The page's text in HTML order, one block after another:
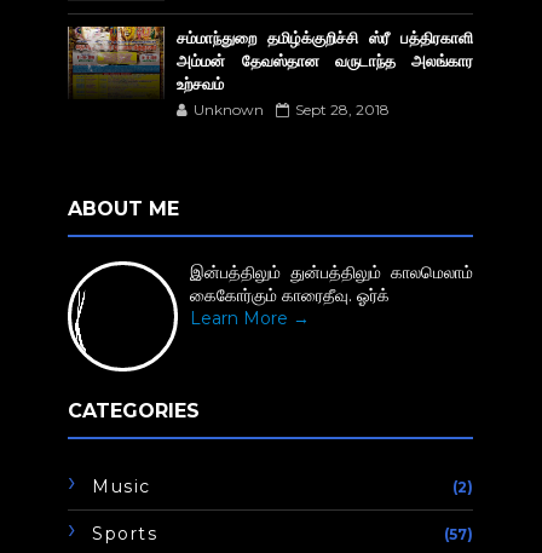
சம்மாந்துறை தமிழ்க்குறிச்சி ஸ்ரீ பத்திரகாளி
அம்மன் தேவஸ்தான வருடாந்த அலங்கார
உற்சவம்
Unknown Sept 28, 2018
ABOUT ME
இன்பத்திலும் துன்பத்திலும் காலமெலாம்
கைகோர்கும் காரைதீவு. ஓர்க்
Learn More →
CATEGORIES
Music (2)
Sports (57)